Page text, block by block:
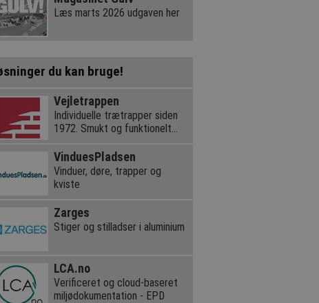
Læs marts 2026 udgaven her
du kan bruge!
Vejletrappen
Individuelle trætrapper siden
1972. Smukt og funktionelt
VinduesPladsen
Vinduer, døre, trapper og
kviste
Zarges
Stiger og stilladser i aluminium
LCA.no
Verificeret og cloud-baseret
miljødokumentation - EPD